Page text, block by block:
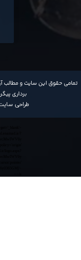
​تمامی حقوق این سایت و مطالب
برداری
طراحی